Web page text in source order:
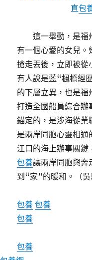
直包
這一舉動，是福
有一個心愛的女兒
搶走丟後，立即被從
有人說是藍“楓橋經
的下層立異，也是福
打造全國船員綜合辦
錨定的，是涉海從業
是兩岸同胞心靈相
江口的海上辦事關鍵
包養讓兩岸同胞與奔
到“家”的暖和。（吳
包養 包養
包養
包養